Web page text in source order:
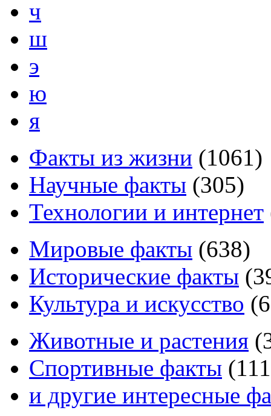
ч
ш
э
ю
я
Факты из жизни (1061)
Научные факты (305)
Технологии и интернет
Мировые факты (638)
Исторические факты (
Культура и искусство (
Животные и растения (
Спортивные факты (111
и другие интересные